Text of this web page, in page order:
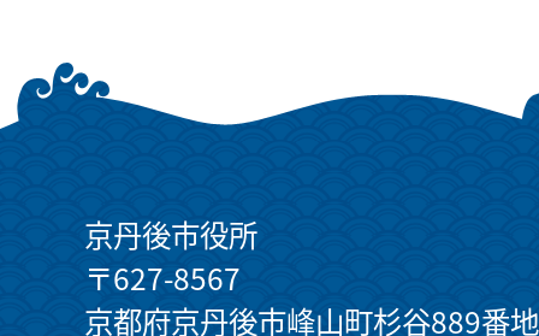
京丹後市役所
〒627-8567
京都府京丹後市峰山町杉谷889番地